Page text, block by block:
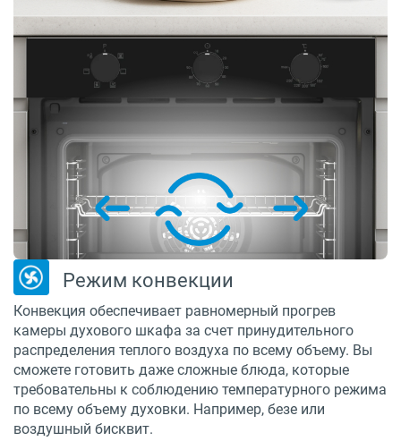
Режим конвекции
Конвекция обеспечивает равномерный прогрев
камеры духового шкафа за счет принудительного
распределения теплого воздуха по всему объему. Вы
сможете готовить даже сложные блюда, которые
требовательны к соблюдению температурного режима
по всему объему духовки. Например, безе или
воздушный бисквит.